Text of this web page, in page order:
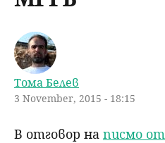
ю
р
с
е
u
Тома Белев
3 November, 2015 - 18:15
В отговор на писмо от